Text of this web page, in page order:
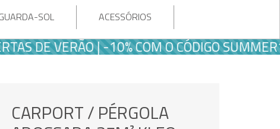
SOL ACESSÓRIOS
VERÃO | -10% COM O CÓDIGO SUMMER10
CARPORT / PÉRGOLA